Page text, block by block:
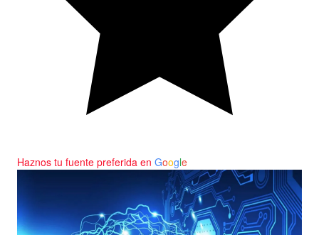
Haznos tu fuente preferida en Google